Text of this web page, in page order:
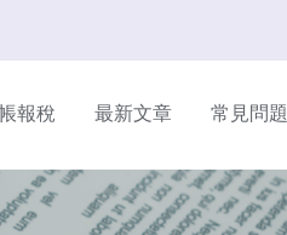
報稅 最新文章 常見問題